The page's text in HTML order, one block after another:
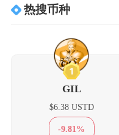
热搜币种
1
GIL
$6.38 USTD
-9.81%